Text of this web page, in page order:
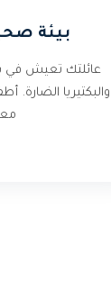
بيئة
عائلتك تعيش في
والبكتيريا الضارة.